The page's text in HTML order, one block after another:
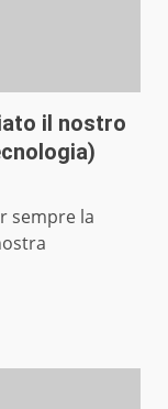
il nostro
sempre la